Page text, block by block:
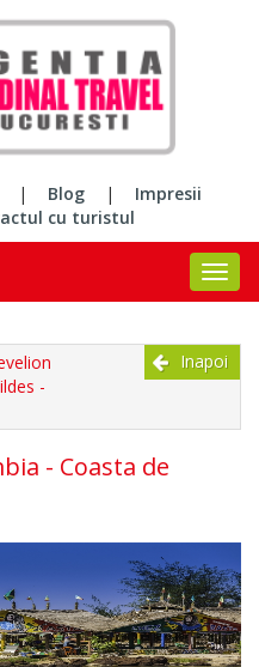
| Blog |
Impresii
cu turistul
-
Inapoi
- Coasta de